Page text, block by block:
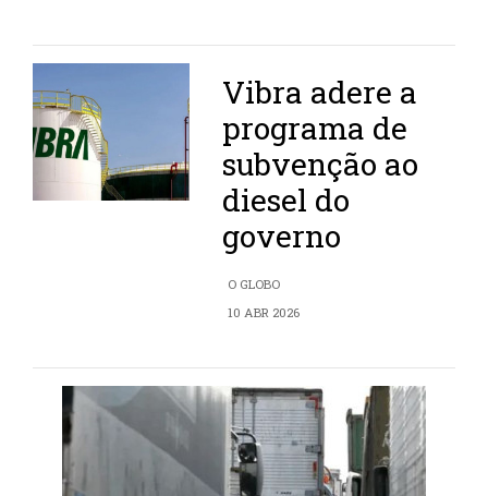
Vibra adere a
programa de
subvenção ao
diesel do
governo
O GLOBO
10 ABR 2026